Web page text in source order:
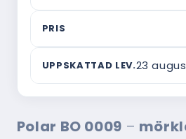
PRIS
Vad är ordinarie pris?
Webbpriset är vad du
en traditionell montör med
rådgivning och montering
UPPSKATTAD LEV.23
Om leveranstiden
från beställningsdatum och
Polar BO 0009 –